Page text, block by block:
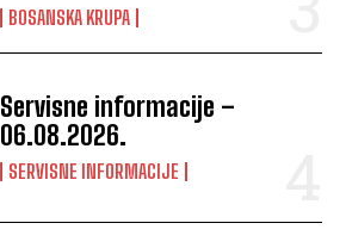
BOSANSKA KRUPA
Servisne informacije –
06.08.2026.
SERVISNE INFORMACIJE